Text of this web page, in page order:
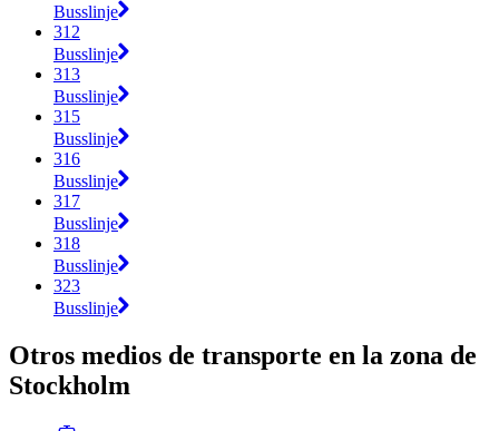
Busslinje
312
Busslinje
313
Busslinje
315
Busslinje
316
Busslinje
317
Busslinje
318
Busslinje
323
Busslinje
Otros medios de transporte en la zona de
Stockholm